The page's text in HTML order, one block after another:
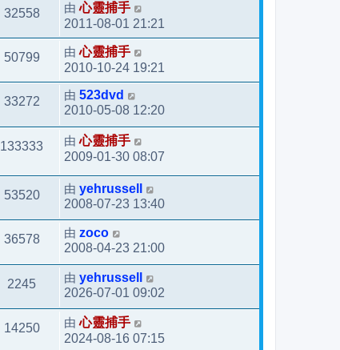
32558 由心靈捕手
2011-08-01 21:21
50799 由心靈捕手
2010-10-24 19:21
33272 由 523dvd
2010-05-08 12:20
133333 由心靈捕手
2009-01-30 08:07
53520 由 yehrussell
2008-07-23 13:40
36578 由 zoco
2008-04-23 21:00
2245 由 yehrussell
2026-07-01 09:02
14250 由心靈捕手
2024-08-16 07:15